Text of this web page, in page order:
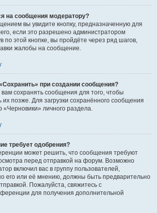
на сообщения модератору?
вы увидите кнопку, предназначенную для
если это разрешено администратором
по этой кнопке, вы пройдёте через ряд шагов,
жалобы на сообщение.
при создании сообщения?
сохранять сообщения для того, чтобы
их позже. Для загрузки сохранённого сообщения
«Черновики» личного раздела.
требует одобрения?
может решить, что сообщения требуют
перед отправкой на форум. Возможно
включил вас в группу пользователей,
его или её мнению, должны быть предварительно
Пожалуйста, свяжитесь с
для получения дополнительной